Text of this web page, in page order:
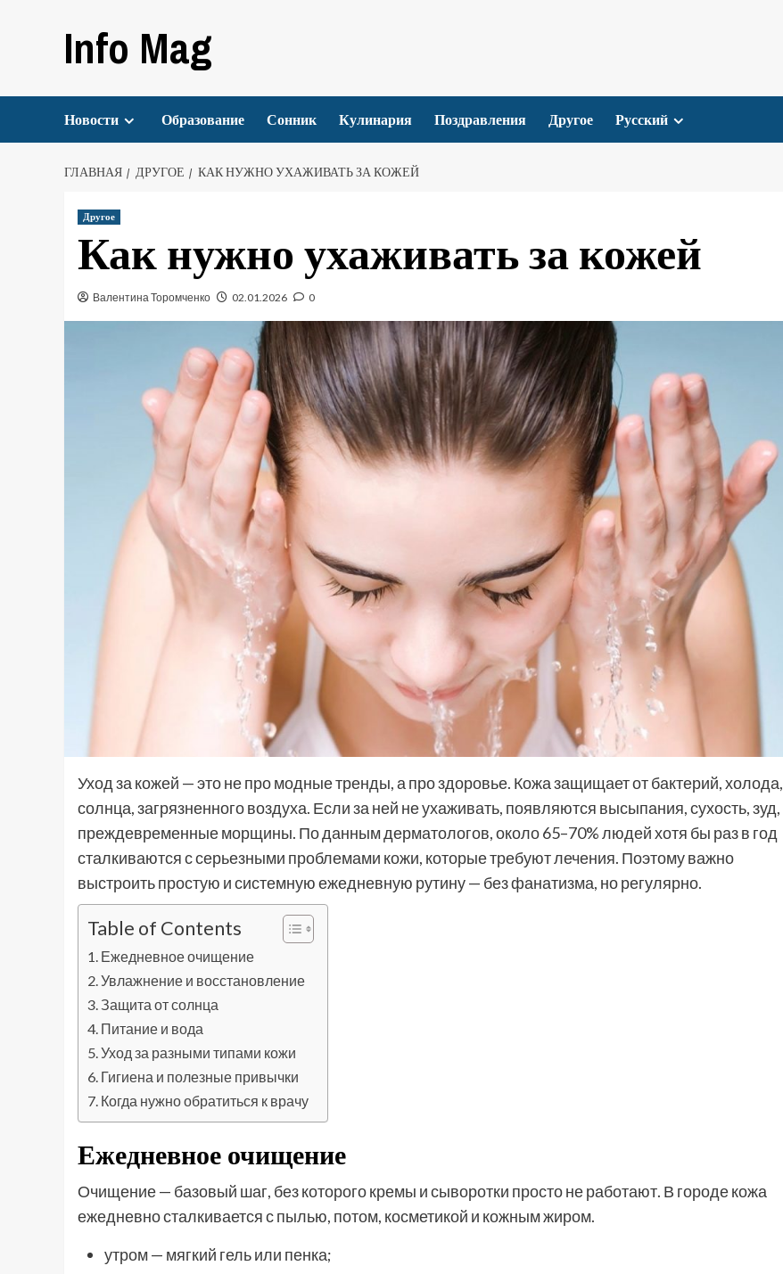
Info Mag
Новости Образование Сонник Кулинария Поздравления Другое Русский
ГЛАВНАЯ ДРУГОЕ КАК НУЖНО УХАЖИВАТЬ ЗА КОЖЕЙ
Другое
Как нужно ухаживать за кожей
Валентина Торомченко 02.01.2026 0
Уход за кожей — это не про модные тренды, а про здоровье. Кожа защищает от бактерий, холода,
солнца, загрязненного воздуха. Если за ней не ухаживать, появляются высыпания, сухость, зуд,
преждевременные морщины. По данным дерматологов, около 65–70% людей хотя бы раз в год
сталкиваются с серьезными проблемами кожи, которые требуют лечения. Поэтому важно
выстроить простую и системную ежедневную рутину — без фанатизма, но регулярно.
Table of Contents
Ежедневное очищение
Увлажнение и восстановление
Защита от солнца
Питание и вода
Уход за разными типами кожи
Гигиена и полезные привычки
Когда нужно обратиться к врачу
Ежедневное очищение
Очищение — базовый шаг, без которого кремы и сыворотки просто не работают. В городе кожа
ежедневно сталкивается с пылью, потом, косметикой и кожным жиром.
утром — мягкий гель или пенка;